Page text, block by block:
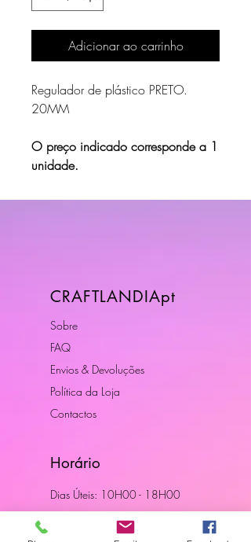
Adicionar ao carrinho
Regulador de plástico PRETO.
20MM
O preço indicado corresponde a 1
unidade.
CRAFTLANDIApt
Sobre
FAQ
Envios & Devoluções
Política da Loja
Contactos
Horário
Dias Úteis: 10H00 - 18H00
Junte-se a Nós